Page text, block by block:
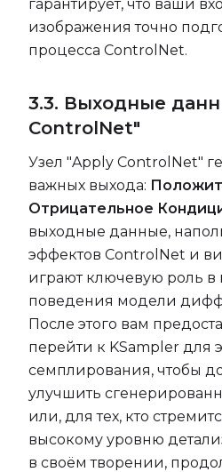
гарантирует, что ваши
изображения точно
процесса ControlNet.
3.3. Выходные
ControlNet"
Узел "Apply ControlNet"
важных выхода:
Отрицательное
выходные данные,
эффектов ControlNet и
играют ключевую роль в
поведения модели
После этого вам
перейти к KSampler для
семплирования, чтобы
улучшить
или, для тех, кто
высокому уровню
в своём творении,